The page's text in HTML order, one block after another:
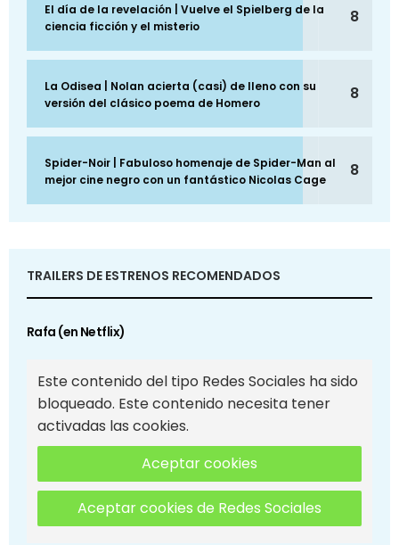
El día de la revelación | Vuelve el Spielberg de la
ciencia ficción y el misterio
8
La Odisea | Nolan acierta (casi) de lleno con su
versión del clásico poema de Homero
8
Spider-Noir | Fabuloso homenaje de Spider-Man al
mejor cine negro con un fantástico Nicolas Cage
8
TRAILERS DE ESTRENOS RECOMENDADOS
Rafa (en Netflix)
Este contenido del tipo Redes Sociales ha sido
bloqueado. Este contenido necesita tener
activadas las cookies.
Aceptar cookies
Aceptar cookies de Redes Sociales